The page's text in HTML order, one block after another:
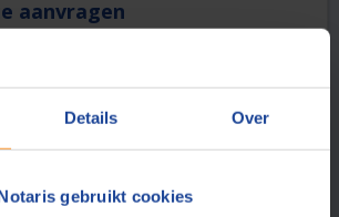
Details Over
gebruikt cookies
aanvragen
niet de mogelijkheid online
bespaar
bij een andere notaris in de buurt